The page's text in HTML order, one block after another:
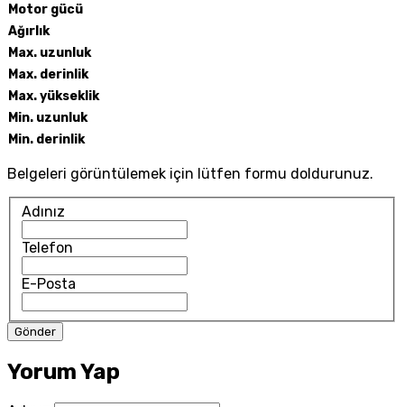
Motor gücü
Ağırlık
Max. uzunluk
Max. derinlik
Max. yükseklik
Min. uzunluk
Min. derinlik
Belgeleri görüntülemek için lütfen formu doldurunuz.
Adınız
Telefon
E-Posta
Yorum Yap